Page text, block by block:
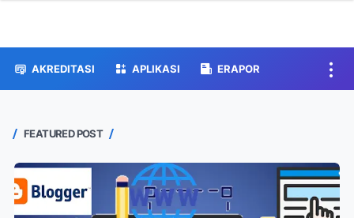
AKREDITASI APLIKASI ERAPOR
FEATURED POST